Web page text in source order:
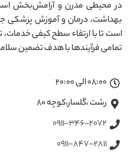
بهداشت، درمان و آموزش پزشکی
است تا با ارتقاء سطح کیفی
تمامی فرآیندها با هدف تضمین
08:00 الی 20:00
رشت ،گلسار،کوچه ۸۰
0911-346-2072
0911-847-2811